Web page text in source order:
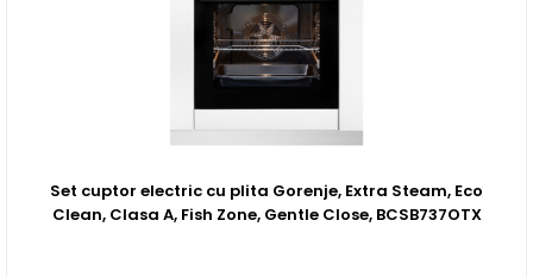
Set cuptor electric cu plita Gorenje, Extra Steam, Eco
Clean, Clasa A, Fish Zone, Gentle Close, BCSB737OTX